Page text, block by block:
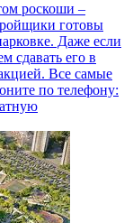
роскоши –
готовы
Даже если
сдавать его в
Все самые
по телефону: